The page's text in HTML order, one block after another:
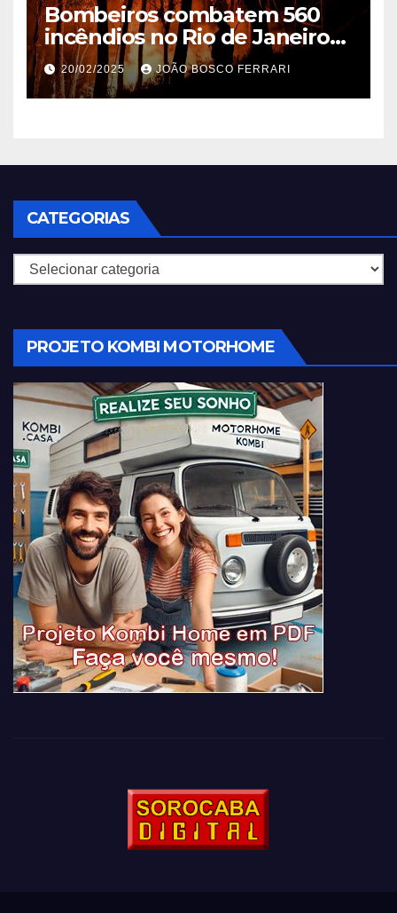
Bombeiros combatem 560
incêndios no Rio de Janeiro
em 2025
20/02/2025 JOÃO BOSCO FERRARI
CATEGORIAS
Categorias
PROJETO KOMBI MOTORHOME